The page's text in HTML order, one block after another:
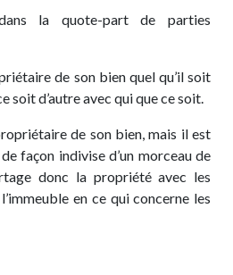
la quote-part de parties
de son bien quel qu’il soit
soit d’autre avec qui que ce soit.
de son bien, mais il est
façon indivise d’un morceau de
donc la propriété avec les
en ce qui concerne les